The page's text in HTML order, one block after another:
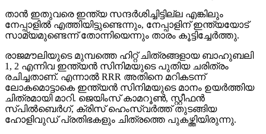
താന്‍ ഇതുവരെ ഇന്ത്യ സന്ദര്‍ശിച്ചിട്ടില്ല എങ്കിലും
നേപ്പാളില്‍ എത്തിയിട്ടുണ്ടെന്നും, നേപ്പാളിന് ഇന്ത്യയോട്
സാമ്യമുണ്ടെന്ന് തോന്നിയെന്നും താരം കൂട്ടിച്ചേര്‍ത്തു.
രാജമൗലിയുടെ മുമ്പത്തെ ഹിറ്റ് ചിത്രങ്ങളായ ബാഹുബലി
1, 2 എന്നിവ ഇന്ത്യന്‍ സിനിമയുടെ പുതിയ ചരിത്രം
രചിച്ചതാണ്. എന്നാല്‍ RRR അതിനെ മറികടന്ന്
ലോകമൊട്ടാകെ ഇന്ത്യന്‍ സിനിമയുടെ മാനം ഉയര്‍ത്തിയ
ചിത്രമായി മാറി. ജെയിംസ് കാമറൂണ്‍, സ്റ്റീഫന്‍
സ്പില്‍ബെര്‍ഗ്, ക്രിസ് ഹെംസ്വര്‍ത്ത് തുടങ്ങിയ
ഹോളിവുഡ് പ്രതിഭകളും ചിത്രത്തെ പുകഴ്ത്തിയിരുന്നു.